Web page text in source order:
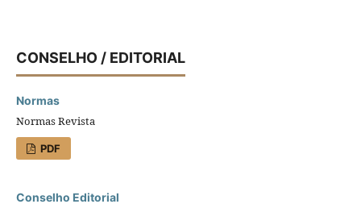
CONSELHO / EDITORIAL
Normas
Normas Revista
PDF
Conselho Editorial